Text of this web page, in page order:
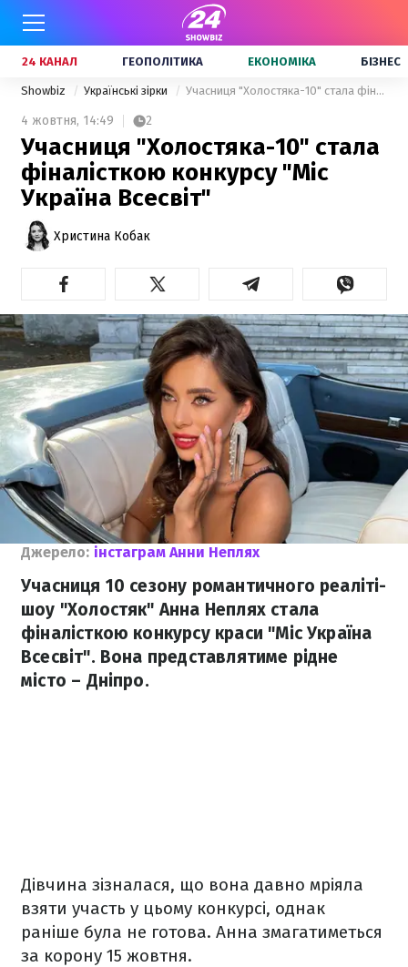
24 КАНАЛ ГЕОПОЛІТИКА ЕКОНОМІКА БІЗНЕС
Showbiz Українські зірки Учасниця "Холостяка-10" стала фіналісткою конкурсу "Міс Україна Всесвіт"
4 жовтня, 14:49 2
Учасниця "Холостяка-10" стала
фіналісткою конкурсу "Міс
Україна Всесвіт"
Христина Кобак
Джерело: інстаграм Анни Неплях
Учасниця 10 сезону романтичного реаліті-
шоу "Холостяк" Анна Неплях стала
фіналісткою конкурсу краси "Міс Україна
Всесвіт". Вона представлятиме рідне
місто – Дніпро.
Дівчина зізналася, що вона давно мріяла
взяти участь у цьому конкурсі, однак
раніше була не готова. Анна змагатиметься
за корону 15 жовтня.